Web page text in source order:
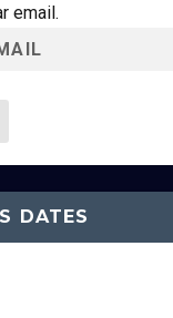
email.
DATES